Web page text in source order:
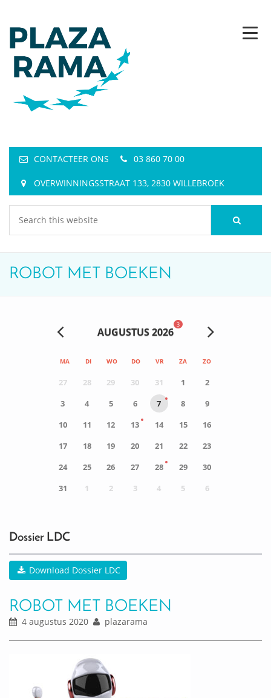
CONTACTEER ONS 03 860 70 00
OVERWINNINGSSTRAAT 133, 2830 WILLEBROEK
ROBOT MET BOEKEN
AUGUSTUS 2026
3
MA DI WO DO VR ZA ZO
27 28 29 30 31 1
2
3
4 5 6 7 8
9
10
11 12 13 14 15
16
17
18 19 20 21 22
23
24
25 26 27 28 29
30
31
1 2 3 4 5 6
Dossier LDC
Download Dossier LDC
ROBOT MET BOEKEN
4 augustus 2020 plazarama